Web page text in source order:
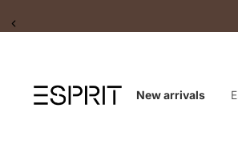
New arrivals